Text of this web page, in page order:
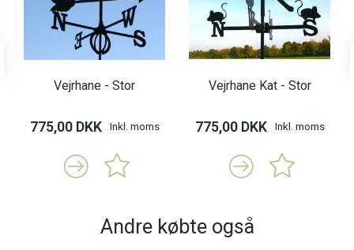
Vejrhane - Stor
775,00 DKK Inkl. moms
Vejrhane Kat - Stor
775,00 DKK Inkl. moms
Andre købte også